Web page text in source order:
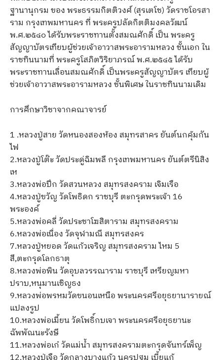
ฐานานุกรม ของ พระธรรมกิตติวงศ์ (สุรเตโช) วัดราชโอรสา
ราม กรุงเทพมหานคร ที่ พระครูปลัดกิตติมงคลวัฒน์
พ.ศ.๒๕๔๐ ได้รับพระราชทานตั้งสมณศักดิ์ เป็น พระครู
สัญญาบัตรเทียบผู้ช่วยเจ้าอาวาสพระอารามหลวง ชั้นเอก ใน
ราชทินนามที่ พระครูโสภิตวิริยาภรณ์ พ.ศ.๒๕๔๕ ได้รับ
พระราชทานเลื่อนสมณศักดิ์ เป็นพระครูสัญญาบัตร เทียบผู้
ช่วยเจ้าอาวาสพระอารามหลวง ชั้นพิเศษ ในราชทินนามเดิม
การศึกษาวิชาจากคณาจารย์
1 .หลวงปู่สาย วัดหนองสองห้อง สมุทรสาคร ยันต์นกคุ้มกัน
ไฟ
2.หลวงปู่โต๊ะ วัดประดู่ฉิมพลี กรุงเทพมหานคร ยันต์ตรีนิสิง
เห
3.หลวงพ่อปึก วัดสวนหลวง สมุทรสงคราม เจิมเรือ
4.หลวงปู่ขวัญ วัดโพธิดก ราชบุรี ตะกรุดพระเจ้า 16
พระองค์
5.หลวงพ่อคลี่ วัดประชาโฆสิตาราม สมุทรสงคราม
6.หลวงพ่อเนื่อง วัดจุฬามณี สมุทรสงคร
7.หลวงปู่หยอด วัดแก้วเจริญ สมุทรสงคราม ไหม 5
สี,ตะกรุดโลกธาตุ
8.หลวงพ่อพิน วัดอุบลวรรณาราม ราชบุรี เหรียญมหา
ปราบ,หนุมานเชิญธง
9.หลวงพ่อพรหมวัดขนอนเหนือ พระนครศรีอยุธยานารายณ์
แปลงรูป
10.หลวงพ่อเมี้ยน วัดโพธิ์กบเจา พระนครศรีอยุธยานะ
ฉัพพัณนะรังษี
11.หลวงพ่อเก๋ วัดแม่น้ำ สมุทรสงครามตะกรุดจันทร์เพ็ญ